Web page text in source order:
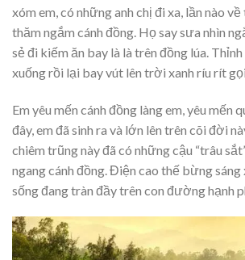
xóm em, có những anh chị đi xa, lần nào
thăm ngắm cánh đồng. Họ say sưa nhìn
sẻ đi kiếm ăn bay là là trên đồng lúa.
xuống rồi lại bay vút lên trời xanh ríu rít gọi
Em yêu mến cánh đồng làng em, yêu mến
đây, em đã sinh ra và lớn lên trên cõi đời
chiêm trũng này đã có những cậu “trâu
ngang cánh đồng. Điện cao thế bừng sáng
sống đang tràn đầy trên con đường hạnh